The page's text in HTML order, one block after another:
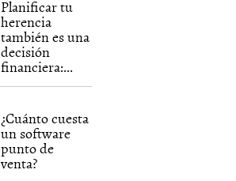
Planificar tu
herencia
también es una
decisión
financiera:...
¿Cuánto cuesta
un software
punto de
venta?